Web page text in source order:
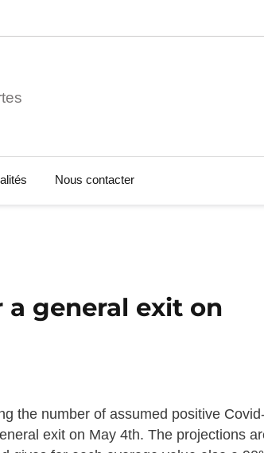
Nous contacter
general exit on
the number of assumed positive
exit on May 4th. The projections